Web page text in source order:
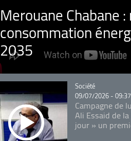
Merouane Chabane
consommation
2035
Catégorie
Société
09/07/2026 - 09:37
Campagne de
Ali Essaid de
jour » un